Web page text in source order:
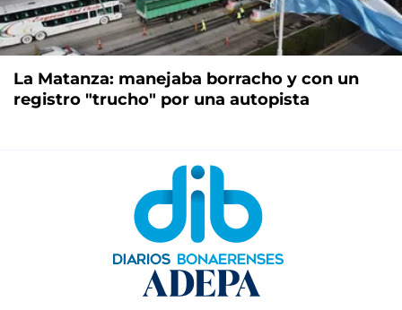
La Matanza: manejaba borracho y con un
registro "trucho" por una autopista